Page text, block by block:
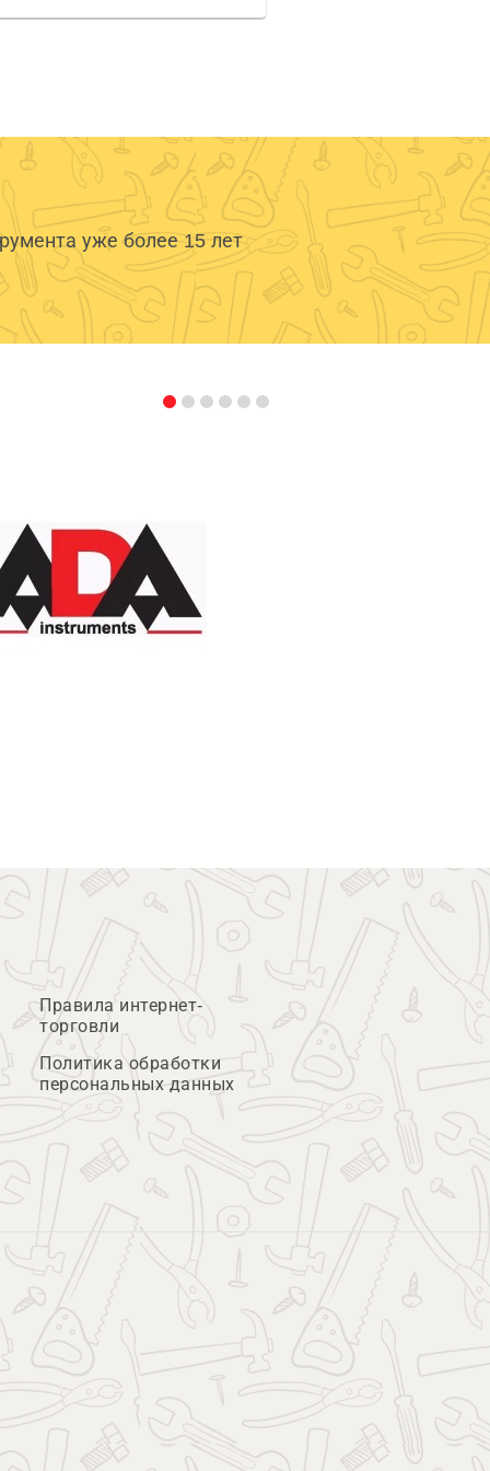
уже более 15 лет
Правила интернет-
торговли
Политика обработки
персональных данных